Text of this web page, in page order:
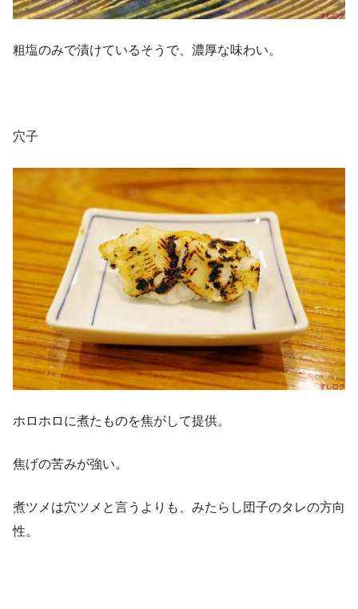
粗塩のみで漬けているそうで、濃厚な味わい。
穴子
ホロホロに煮たものを焦がして提供。
焦げの苦みが強い。
煮ツメは穴ツメと言うよりも、みたらし団子のタレの方向
性。